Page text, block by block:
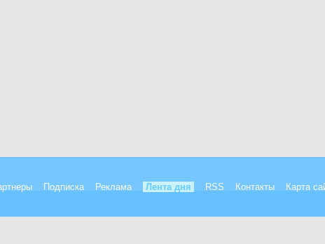
Подписка Реклама Лента дня RSS Контакты Карта